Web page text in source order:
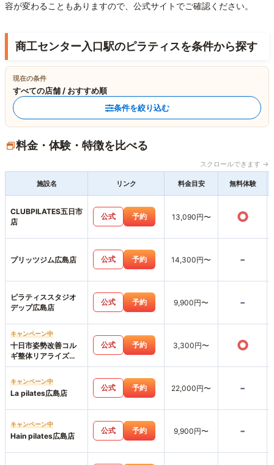
容が変わることもありますので、公式サイトでご確認ください。
商工センター入口駅のピラティスを条件から探す
現在の条件
すべての店舗 / おすすめ順
条件を絞り込む
料金・体験・特徴を比べる
スクロールできます →
施設名 リンク 料金目安 無料体験
CLUBPILATES五日市
店
公式 予約 13,090円〜 ○
プリッツジム広島店 公式 予約 14,300円〜 -
ピラティススタジオ
デップ広島店
公式 予約 9,900円〜 -
キャンペーン中
十日市姿勢改善コル
ギ整体リアライズ
【パーソナルジムリ
アライズ】LIARAISE
公式 予約 3,300円〜 ○
キャンペーン中
La pilates広島店
公式 予約 22,000円〜 -
キャンペーン中
Hain pilates広島店
公式 予約 9,900円〜 -